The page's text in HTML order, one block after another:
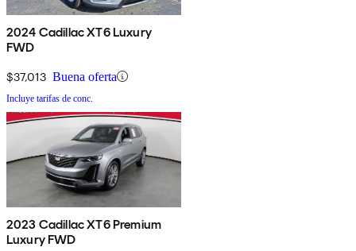
2024 Cadillac XT6 Luxury
FWD
$37,013 Buena oferta
Incluye tarifas de conc.
2023 Cadillac XT6 Premium
Luxury FWD